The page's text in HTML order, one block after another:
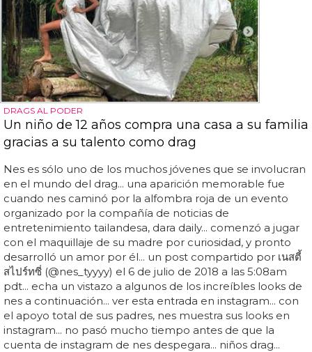
DRAGS AL PODER
Un niño de 12 años compra una casa a su familia
gracias a su talento como drag
Nes es sólo uno de los muchos jóvenes que se involucran
en el mundo del drag... una aparición memorable fue
cuando nes caminó por la alfombra roja de un evento
organizado por la compañía de noticias de
entretenimiento tailandesa, dara daily... comenzó a jugar
con el maquillaje de su madre por curiosidad, y pronto
desarrolló un amor por él... un post compartido por เนสตี้
สไปร์ทซี่ (@nes_tyyyy) el 6 de julio de 2018 a las 5:08am
pdt... echa un vistazo a algunos de los increíbles looks de
nes a continuación... ver esta entrada en instagram... con
el apoyo total de sus padres, nes muestra sus looks en
instagram... no pasó mucho tiempo antes de que la
cuenta de instagram de nes despegara... niños drag...